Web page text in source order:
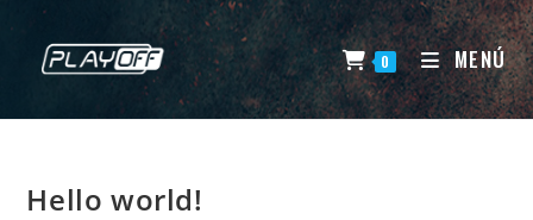
contenido
0 MENÚ
Hello world!